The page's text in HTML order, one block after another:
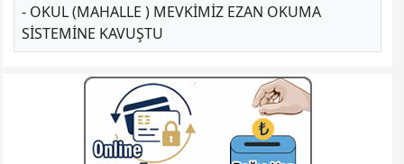
- OKUL (MAHALLE ) MEVKIMIZ EZAN OKUMA
SISTEMINE KAVUŞTU